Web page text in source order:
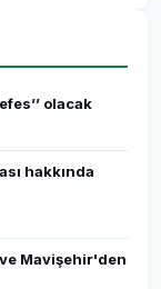
olacak
hakkında
Mavişehir'den